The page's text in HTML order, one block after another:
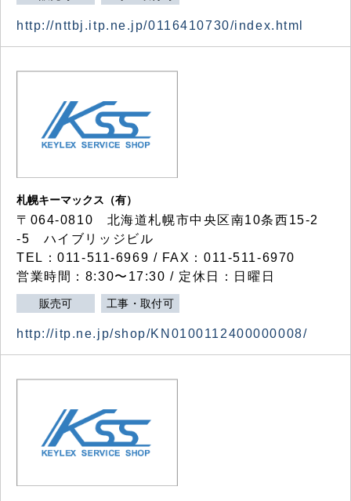
http://nttbj.itp.ne.jp/0116410730/index.html
札幌キーマックス（有）
〒064-0810 北海道札幌市中央区南10条西15-2
-5 ハイブリッジビル
TEL：011-511-6969 / FAX：011-511-6970
営業時間：8:30〜17:30 / 定休日：日曜日
販売可 工事・取付可
http://itp.ne.jp/shop/KN0100112400000008/